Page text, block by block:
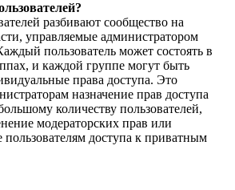
разбивают сообщество на
управляемые администратором
пользователь может состоять в
и каждой группе могут быть
права доступа. Это
назначение прав доступа
количеству пользователей,
модераторских прав или
пользователям доступа к приватным